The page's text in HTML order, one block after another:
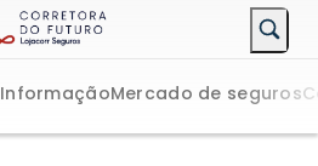
InformaçãoMercado de seguros